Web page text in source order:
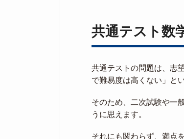
共通テスト数
共通テストの問題は、志
で難易度は高くない」と
そのため、二次試験や一
うに思えます。
それにも関わらず、満点